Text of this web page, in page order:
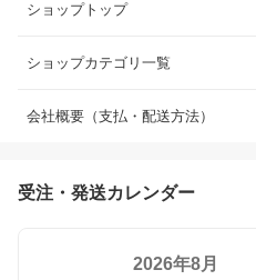
ショップトップ
ショップカテゴリ一覧
会社概要（支払・配送方法）
受注・発送カレンダー
2026年8月